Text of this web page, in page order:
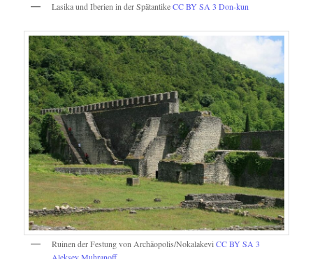
Lasika und Iberien in der SpätantikeCC BY SA 3 Don-kun
Ruinen der Festung von Archäopolis/NokalakeviCC BY SA 3